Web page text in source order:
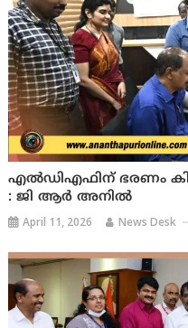
എല്‍ഡിഎഫിന് ഭരണം
: ജി ആര്‍ അനില്‍
April 11, 2026 News Desk